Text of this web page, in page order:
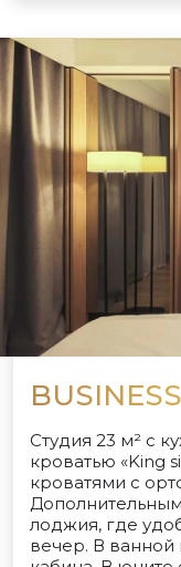
Студия 23 м² с
кроватью «King
кроватями с
лоджия, где
вечер. В ванной